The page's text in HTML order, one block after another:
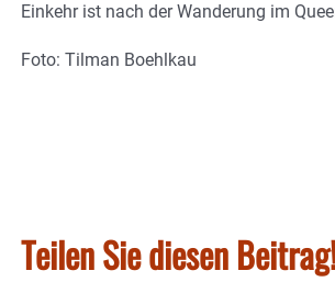
Einkehr ist nach der Wanderung im
Foto: Tilman Boehlkau
Teilen Sie diesen